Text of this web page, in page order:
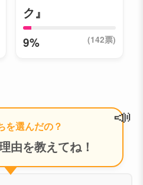
ク』
9% (142票)
を選んだの？
由を教えてね！
📣